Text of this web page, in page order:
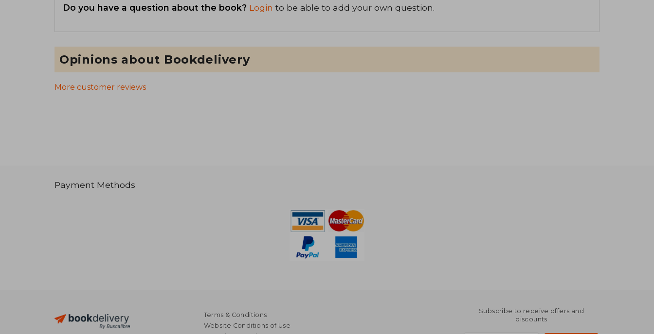
Do you have a question about the book? Login to be able to add your own question.
Opinions about Bookdelivery
More customer reviews
Payment Methods
Terms & Conditions
Website Conditions of Use
Subscribe to receive offers and
discounts